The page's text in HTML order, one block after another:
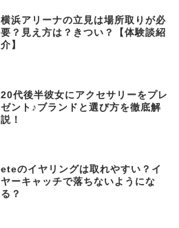
横浜アリーナの立見は場所取りが必
要？見え方は？きつい？【体験談紹
介】
20代後半彼女にアクセサリーをプレ
ゼント♪ブランドと選び方を徹底解
説！
eteのイヤリングは取れやすい？イ
ヤーキャッチで落ちないようにな
る？